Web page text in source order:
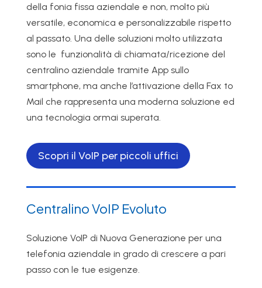
della fonia fissa aziendale e non, molto più
versatile, economica e personalizzabile rispetto
al passato. Una delle soluzioni molto utilizzata
sono le funzionalità di chiamata/ricezione del
centralino aziendale tramite App sullo
smartphone, ma anche l’attivazione della Fax to
Mail che rappresenta una moderna soluzione ed
una tecnologia ormai superata.
Scopri il VoIP per piccoli uffici
Centralino VoIP Evoluto
Soluzione VoIP di Nuova Generazione per una
telefonia aziendale in grado di crescere a pari
passo con le tue esigenze.